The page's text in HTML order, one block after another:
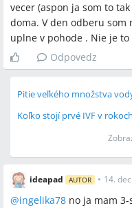
vecer (aspon ja som to
doma. V den odberu som
uplne v pohode . Nie je
Odpovedz
Pitie veľkého množstva
Koľko stojí prvé IVF v
ideapad AUTOR • 14.
@ingelika78 no ja mam